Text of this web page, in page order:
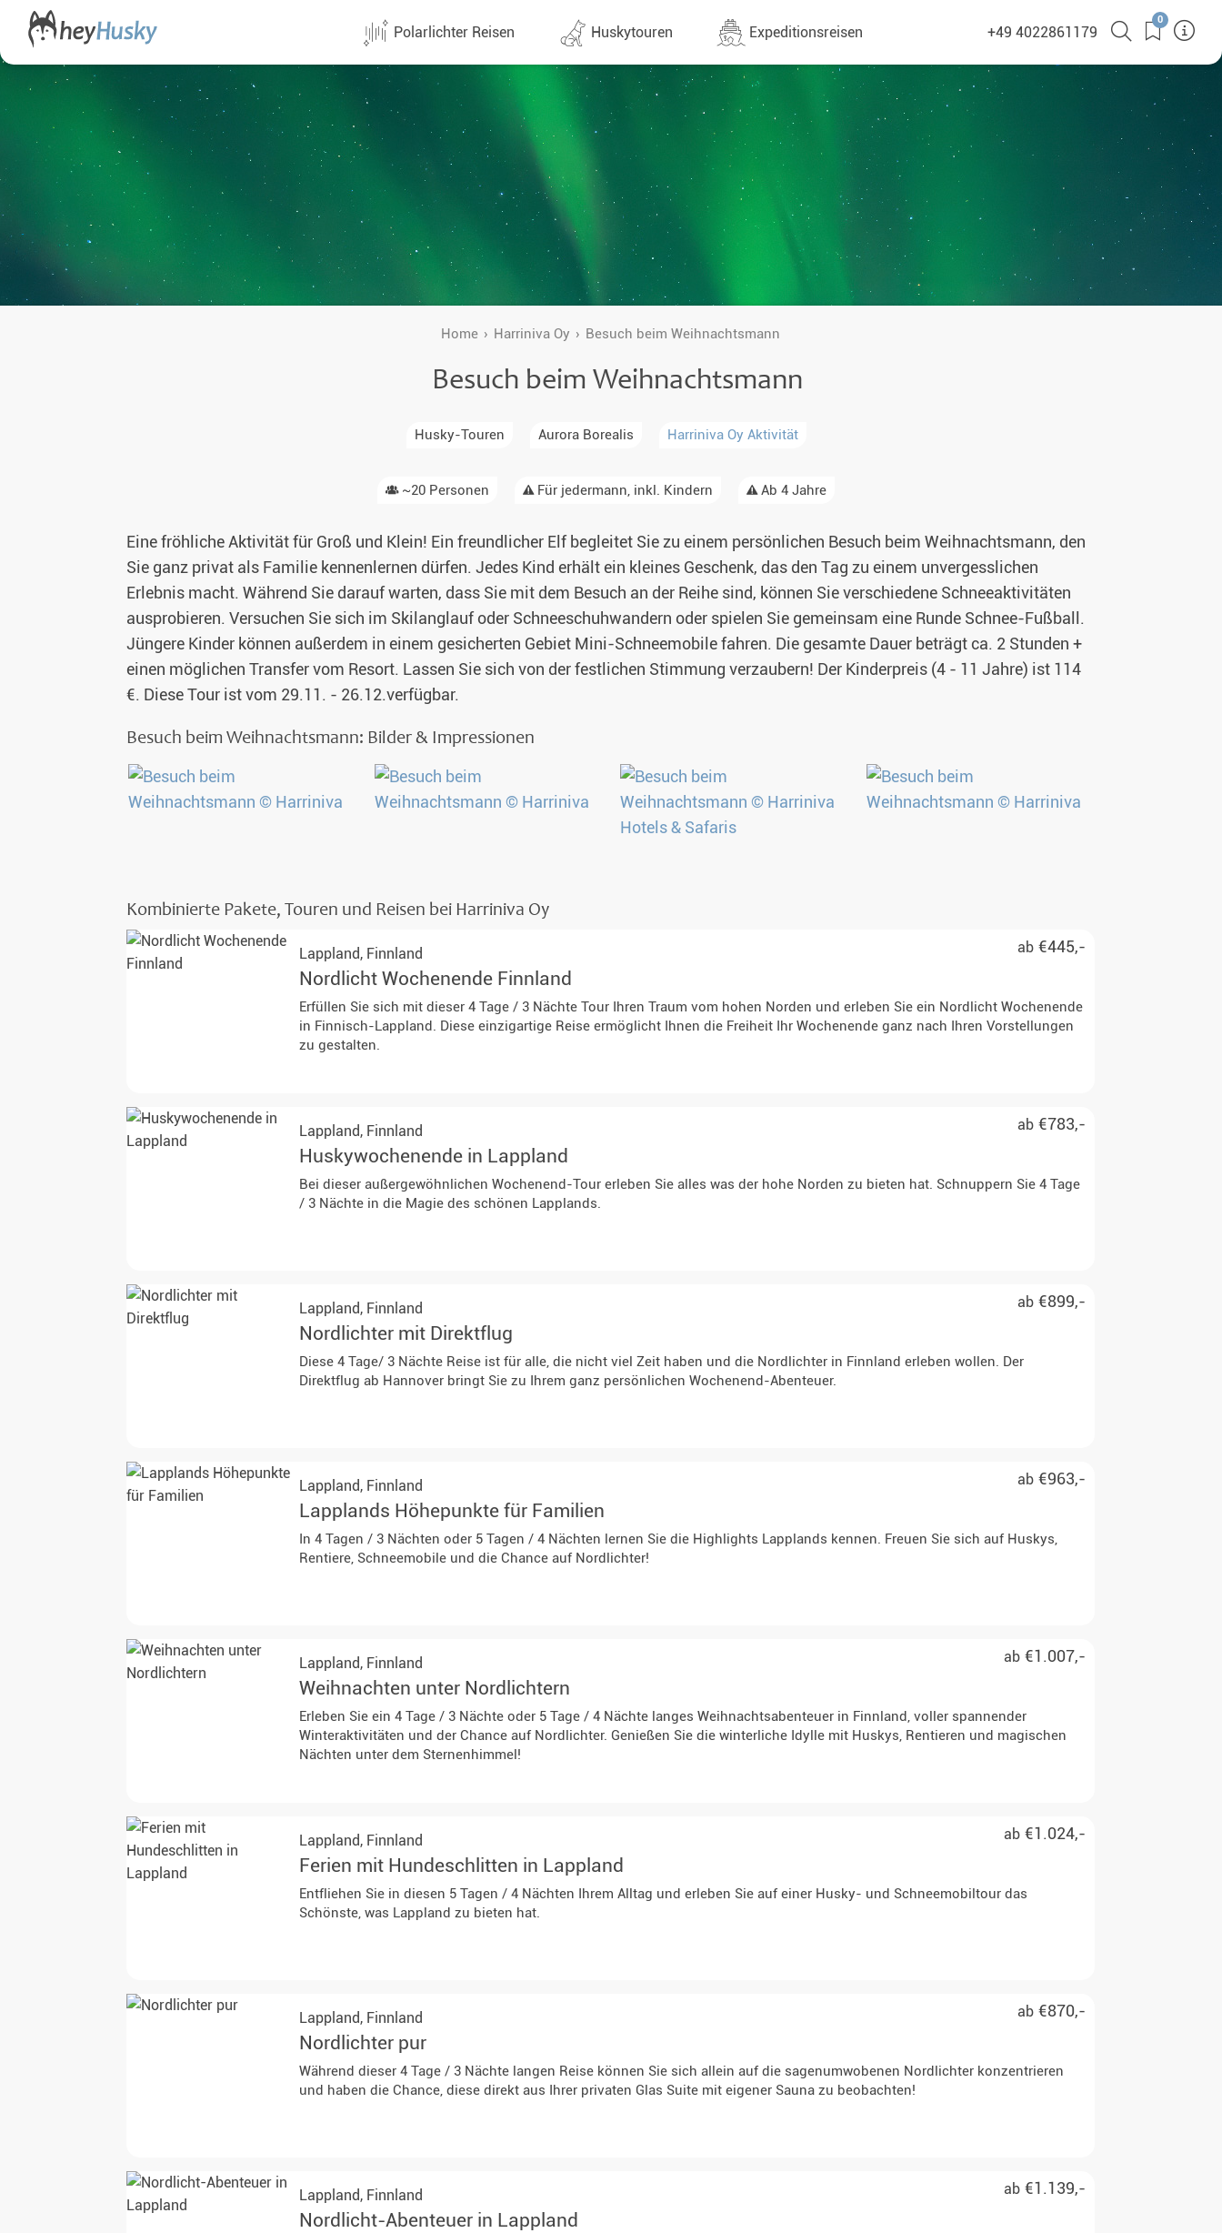
Polarlichter Reisen
Alle Termine (1438)
Direktflüge
Norwegen
Finnland
Winterurlaub 2026-2027
Weihnachten 2026
Huskytouren
Alle Termine (632)
Direktflüge
Günstige 1 Stoppflüge
Lappland & Skandinavien
Finnland
Schweden
Norwegen
Huskytouren mit Kindern
Wildnistouren von Hütte zu Hütte
Deutschsprachige Guides
Fragen und Antworten
Expeditionsreisen
Alle Expeditionen (381)
Expeditionensreisen
Antarktis Reisen
Arktis Reisen
Planung & Infos
+49 4022861179
0
Home Harriniva Oy Besuch beim Weihnachtsmann
Besuch beim Weihnachtsmann
Husky-Touren Aurora Borealis Harriniva Oy Aktivität
~20 Personen Für jedermann, inkl. Kindern Ab 4 Jahre
Eine fröhliche Aktivität für Groß und Klein! Ein freundlicher Elf begleitet Sie zu einem persönlichen Besuch beim Weihnachtsmann, den
Sie ganz privat als Familie kennenlernen dürfen. Jedes Kind erhält ein kleines Geschenk, das den Tag zu einem unvergesslichen
Erlebnis macht. Während Sie darauf warten, dass Sie mit dem Besuch an der Reihe sind, können Sie verschiedene Schneeaktivitäten
ausprobieren. Versuchen Sie sich im Skilanglauf oder Schneeschuhwandern oder spielen Sie gemeinsam eine Runde Schnee-Fußball.
Jüngere Kinder können außerdem in einem gesicherten Gebiet Mini-Schneemobile fahren. Die gesamte Dauer beträgt ca. 2 Stunden +
einen möglichen Transfer vom Resort. Lassen Sie sich von der festlichen Stimmung verzaubern! Der Kinderpreis (4 - 11 Jahre) ist 114
€. Diese Tour ist vom 29.11. - 26.12.verfügbar.
Besuch beim Weihnachtsmann: Bilder & Impressionen
Kombinierte Pakete, Touren und Reisen bei Harriniva Oy
ab €445,-
Lappland, Finnland
Nordlicht Wochenende Finnland
Erfüllen Sie sich mit dieser 4 Tage / 3 Nächte Tour Ihren Traum vom hohen Norden und erleben Sie ein Nordlicht Wochenende
in Finnisch-Lappland. Diese einzigartige Reise ermöglicht Ihnen die Freiheit Ihr Wochenende ganz nach Ihren Vorstellungen
zu gestalten.
ab €783,-
Lappland, Finnland
Huskywochenende in Lappland
Bei dieser außergewöhnlichen Wochenend-Tour erleben Sie alles was der hohe Norden zu bieten hat. Schnuppern Sie 4 Tage
/ 3 Nächte in die Magie des schönen Lapplands.
ab €899,-
Lappland, Finnland
Nordlichter mit Direktflug
Diese 4 Tage/ 3 Nächte Reise ist für alle, die nicht viel Zeit haben und die Nordlichter in Finnland erleben wollen. Der
Direktflug ab Hannover bringt Sie zu Ihrem ganz persönlichen Wochenend-Abenteuer.
ab €963,-
Lappland, Finnland
Lapplands Höhepunkte für Familien
In 4 Tagen / 3 Nächten oder 5 Tagen / 4 Nächten lernen Sie die Highlights Lapplands kennen. Freuen Sie sich auf Huskys,
Rentiere, Schneemobile und die Chance auf Nordlichter!
ab €1.007,-
Lappland, Finnland
Weihnachten unter Nordlichtern
Erleben Sie ein 4 Tage / 3 Nächte oder 5 Tage / 4 Nächte langes Weihnachtsabenteuer in Finnland, voller spannender
Winteraktivitäten und der Chance auf Nordlichter. Genießen Sie die winterliche Idylle mit Huskys, Rentieren und magischen
Nächten unter dem Sternenhimmel!
ab €1.024,-
Lappland, Finnland
Ferien mit Hundeschlitten in Lappland
Entfliehen Sie in diesen 5 Tagen / 4 Nächten Ihrem Alltag und erleben Sie auf einer Husky- und Schneemobiltour das
Schönste, was Lappland zu bieten hat.
ab €870,-
Lappland, Finnland
Nordlichter pur
Während dieser 4 Tage / 3 Nächte langen Reise können Sie sich allein auf die sagenumwobenen Nordlichter konzentrieren
und haben die Chance, diese direkt aus Ihrer privaten Glas Suite mit eigener Sauna zu beobachten!
ab €1.139,-
Lappland, Finnland
Nordlicht-Abenteuer in Lappland